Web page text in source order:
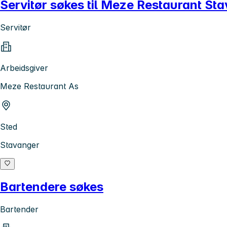
Servitør søkes til Meze Restaurant
Servitør
Arbeidsgiver
Meze Restaurant As
Sted
Stavanger
Bartendere søkes
Bartender